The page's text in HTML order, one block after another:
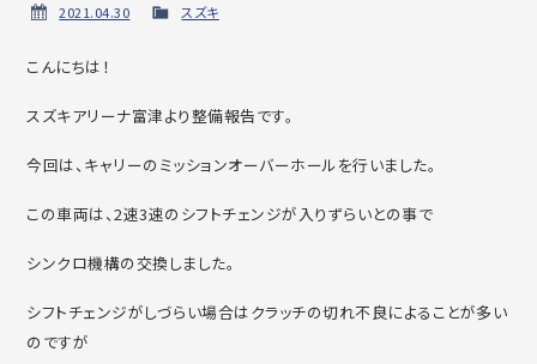
2021.04.30 スズキ
こんにちは！
スズキアリーナ富津より整備報告です。
今回は、キャリーのミッションオーバーホールを行いました。
この車両は、2速3速のシフトチェンジが入りずらいとの事で
シンクロ機構の交換しました。
シフトチェンジがしづらい場合はクラッチの切れ不良によることが多い
のですが